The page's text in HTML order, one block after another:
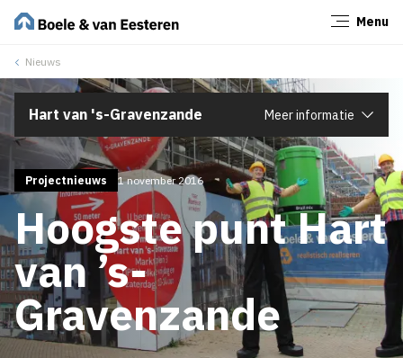
Menu
Nieuws
Hart van 's-Gravenzande Meer informatie
Projectnieuws 1 november 2016
Hoogste punt Hart
van ’s-
Gravenzande
Sluiten